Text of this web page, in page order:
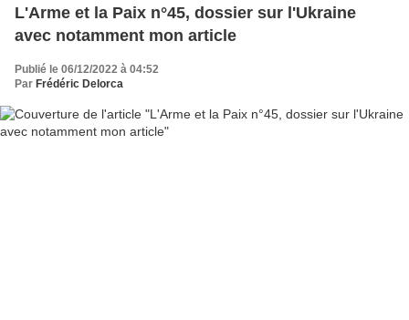
L'Arme et la Paix n°45, dossier sur l'Ukraine
avec notamment mon article
Publié le 06/12/2022 à 04:52
Par Frédéric Delorca